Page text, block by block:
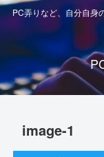
PC弄りなど、自分自身
image-1